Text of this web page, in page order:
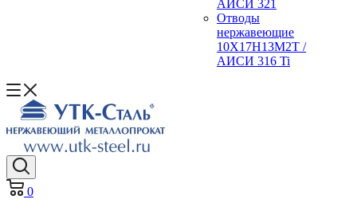
АИСИ 321
Отводы
нержавеющие
10Х17Н13М2Т /
АИСИ 316 Ti
0